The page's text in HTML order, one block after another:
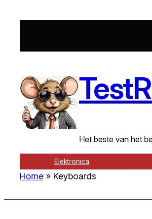
Het beste van het
Elektronica
Home » Keyboards